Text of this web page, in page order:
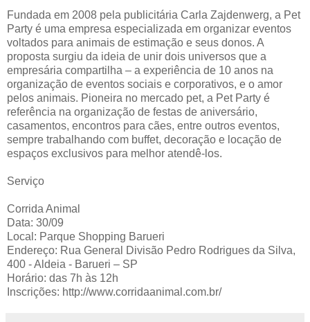
Fundada em 2008 pela publicitária Carla Zajdenwerg, a Pet
Party é uma empresa especializada em organizar eventos
voltados para animais de estimação e seus donos. A
proposta surgiu da ideia de unir dois universos que a
empresária compartilha – a experiência de 10 anos na
organização de eventos sociais e corporativos, e o amor
pelos animais. Pioneira no mercado pet, a Pet Party é
referência na organização de festas de aniversário,
casamentos, encontros para cães, entre outros eventos,
sempre trabalhando com buffet, decoração e locação de
espaços exclusivos para melhor atendê-los.
Serviço
Corrida Animal
Data: 30/09
Local: Parque Shopping Barueri
Endereço: Rua General Divisão Pedro Rodrigues da Silva,
400 - Aldeia - Barueri – SP
Horário: das 7h às 12h
Inscrições: http://www.corridaanimal.com.br/